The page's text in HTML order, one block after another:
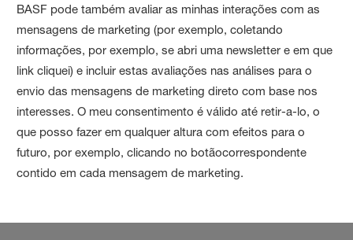
BASF pode também avaliar as minhas interações com as
mensagens de marketing (por exemplo, coletando
informações, por exemplo, se abri uma newsletter e em que
link cliquei) e incluir estas avaliações nas análises para o
envio das mensagens de marketing direto com base nos
interesses. O meu consentimento é válido até retir-a-lo, o
que posso fazer em qualquer altura com efeitos para o
futuro, por exemplo, clicando no botãocorrespondente
contido em cada mensagem de marketing.